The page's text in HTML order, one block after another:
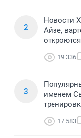
2
Новости
Айзе,
19 336
3
именем
17 583